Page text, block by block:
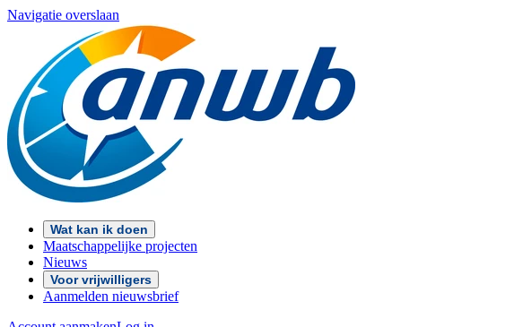
Navigatie overslaan
Wat kan ik doen
Maatschappelijke projecten
Nieuws
Voor vrijwilligers
Aanmelden nieuwsbrief